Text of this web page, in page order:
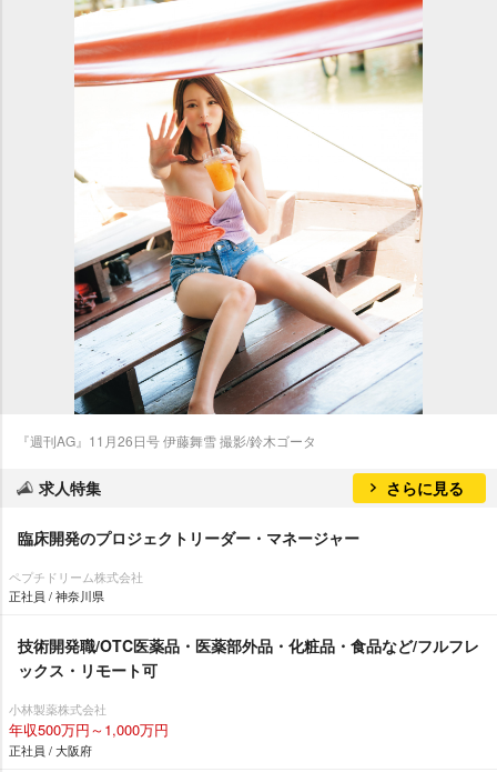
『週刊AG』11月26日号 伊藤舞雪 撮影/鈴木ゴータ
求人特集 さらに見る
臨床開発のプロジェクトリーダー・マネージャー
ペプチドリーム株式会社
正社員 / 神奈川県
技術開発職/OTC医薬品・医薬部外品・化粧品・食品など/フルフレ
ックス・リモート可
小林製薬株式会社
年収500万円～1,000万円
正社員 / 大阪府